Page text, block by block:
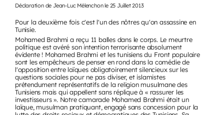
Déclaration de Jean-Luc Mélenchon le 25 Juillet 2013
Pour la deuxième fois c'est l'un des nôtres qu'on assassine en
Tunisie.
Mohamed Brahmi a reçu 11 balles dans le corps. Le meurtre
politique est avéré son intention terrorisante absolument
évidente ! Mohamed Brahmi et les tunisiens du Front populaire
sont les empêcheurs de penser en rond dans la comédie de
l'opposition entre laïques obligatoirement silencieux sur les
questions sociales pour ne pas diviser, et islamistes
prétendument représentatifs de la religion musulmane des
Tunisiens mais qui appellent sans réplique à « rassurer les
investisseurs ». Notre camarade Mohamed Brahmi était un
laïque, musulman pratiquant, engagé sans concession pour la